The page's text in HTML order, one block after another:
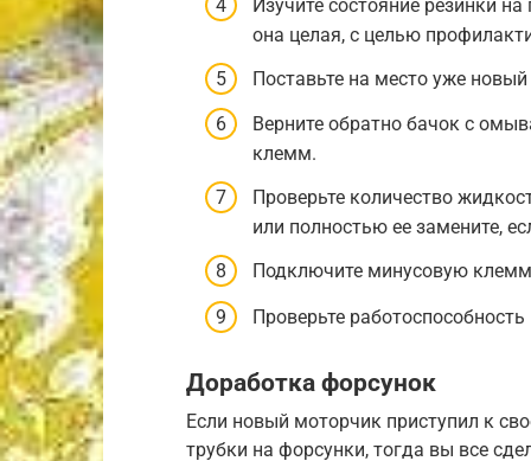
Изучите состояние резинки
она целая, с целью
Поставьте на место уже новый
Верните обратно бачок с
клемм.
Проверьте количество
или полностью ее замените,
Подключите минусовую
Проверьте
Доработка форсунок
Если новый моторчик приступил к
трубки на форсунки, тогда вы все